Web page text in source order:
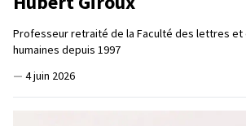
Professeur retraité de la Faculté des lettres et
humaines depuis 1997
— 4 juin 2026